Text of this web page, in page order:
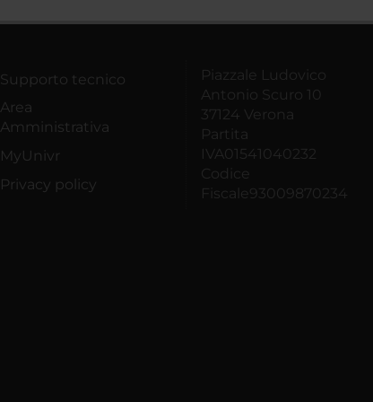
Supporto tecnico
Area
Amministrativa
MyUnivr
Privacy policy
Piazzale Ludovico
Antonio Scuro 10
37124 Verona
Partita
IVA01541040232
Codice
Fiscale93009870234